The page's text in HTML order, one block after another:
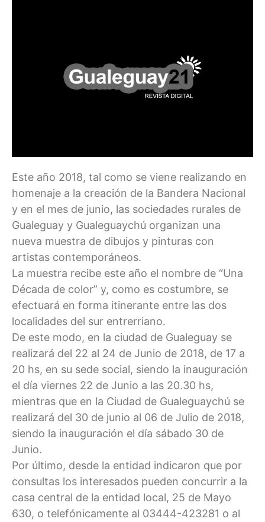
Este año 2018, tal como se viene realizando en
homenaje a la creación de la Bandera Nacional
y en el mes de junio, las sociedades rurales de
Gualeguay y Gualeguaychú organizan una
nueva muestra de dibujos y pinturas con
artistas contemporáneos.
La muestra recibe este año el nombre de “Una
Década de color” y, como es costumbre, se
efectuará en forma itinerante entre las dos
localidades del sur entrerriano.
De este modo, en la ciudad de Gualeguay se
realizará del 22 al 24 de Junio de 2018, de 17 a
20 hs, en su sede social, siendo la inauguración
el día viernes 22 de Junio a las 20.30 hs,
mientras que en la Ciudad de Gualeguaychú se
realizará del 30 de junio al 06 de Julio de 2018,
siendo la inauguración el día sábado 30 de
Junio.
Por último, desde la entidad indicaron que por
consultas los interesados pueden concurrir a la
casa central de la entidad local, 25 de Mayo
630, o telefónicamente al 03444-423281 o al